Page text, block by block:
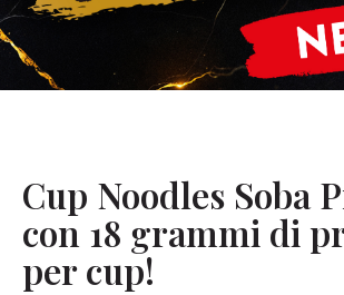
Siamo
Fondatore
Cup Noodles Soba
con 18 grammi di
per cup!